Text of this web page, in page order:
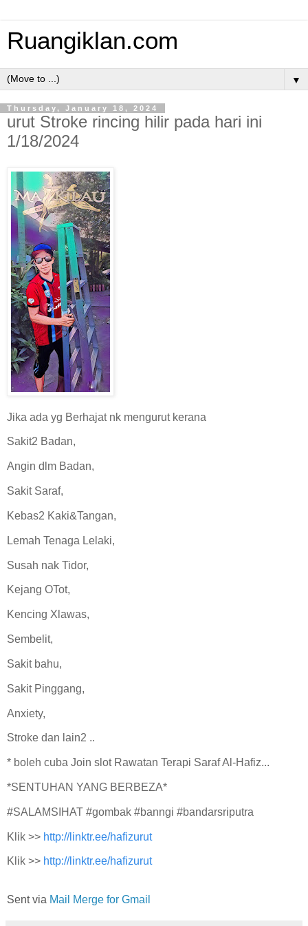
Ruangiklan.com
▼
Thursday, January 18, 2024
urut Stroke rincing hilir pada hari ini
1/18/2024
Jika ada yg Berhajat nk mengurut kerana
Sakit2 Badan,
Angin dlm Badan,
Sakit Saraf,
Kebas2 Kaki&Tangan,
Lemah Tenaga Lelaki,
Susah nak Tidor,
Kejang OTot,
Kencing Xlawas,
Sembelit,
Sakit bahu,
Sakit Pinggang,
Anxiety,
Stroke dan lain2 ..
* boleh cuba Join slot Rawatan Terapi Saraf Al-Hafiz...
*SENTUHAN YANG BERBEZA*
#SALAMSIHAT #gombak #banngi #bandarsriputra
Klik >> http://linktr.ee/hafizurut
Klik >> http://linktr.ee/hafizurut
Sent via Mail Merge for Gmail